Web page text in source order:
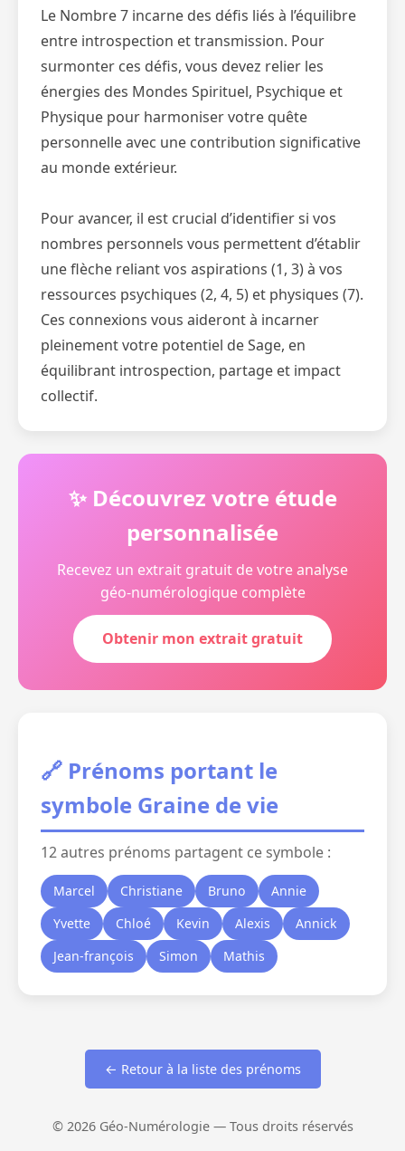
Le Nombre 7 incarne des défis liés à l’équilibre
entre introspection et transmission. Pour
surmonter ces défis, vous devez relier les
énergies des Mondes Spirituel, Psychique et
Physique pour harmoniser votre quête
personnelle avec une contribution significative
au monde extérieur.
Pour avancer, il est crucial d’identifier si vos
nombres personnels vous permettent d’établir
une flèche reliant vos aspirations (1, 3) à vos
ressources psychiques (2, 4, 5) et physiques (7).
Ces connexions vous aideront à incarner
pleinement votre potentiel de Sage, en
équilibrant introspection, partage et impact
collectif.
✨ Découvrez votre étude
personnalisée
Recevez un extrait gratuit de votre analyse
géo-numérologique complète
Obtenir mon extrait gratuit
🔗 Prénoms portant le
symbole Graine de vie
12 autres prénoms partagent ce symbole :
Marcel Christiane Bruno
Annie
Yvette
Chloé Kevin Alexis
Annick
Jean-françois
Simon Mathis
← Retour à la liste des prénoms
© 2026 Géo-Numérologie — Tous droits réservés